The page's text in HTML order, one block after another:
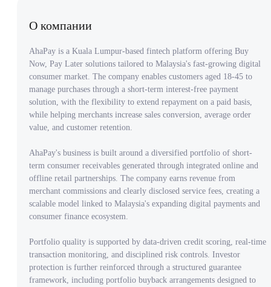
О компании
AhaPay is a Kuala Lumpur-based fintech platform offering Buy
Now, Pay Later solutions tailored to Malaysia's fast-growing digital
consumer market. The company enables customers aged 18-45 to
manage purchases through a short-term interest-free payment
solution, with the flexibility to extend repayment on a paid basis,
while helping merchants increase sales conversion, average order
value, and customer retention.
AhaPay's business is built around a diversified portfolio of short-
term consumer receivables generated through integrated online and
offline retail partnerships. The company earns revenue from
merchant commissions and clearly disclosed service fees, creating a
scalable model linked to Malaysia's expanding digital payments and
consumer finance ecosystem.
Portfolio quality is supported by data-driven credit scoring, real-time
transaction monitoring, and disciplined risk controls. Investor
protection is further reinforced through a structured guarantee
framework, including portfolio buyback arrangements designed to